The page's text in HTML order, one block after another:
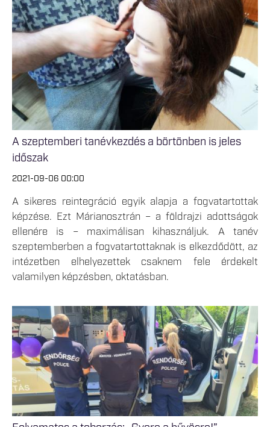
A szeptemberi tanévkezdés a börtönben is jeles
időszak
2021-09-06 00:00
A sikeres reintegráció egyik alapja a fogvatartottak
képzése. Ezt Márianosztrán – a földrajzi adottságok
ellenére is – maximálisan kihasználjuk. A tanév
szeptemberben a fogvatartottaknak is elkezdődött, az
intézetben elhelyezettek csaknem fele érdekelt
valamilyen képzésben, oktatásban.